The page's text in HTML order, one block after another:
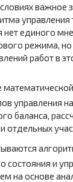
важное
единого
режима,
работ в
управления
баланса,
отдельных
состояния и
на основе